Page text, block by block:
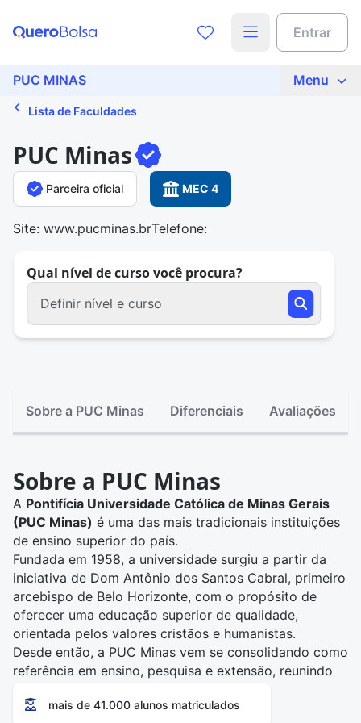
Entrar
PUC MINAS Menu
Lista de Faculdades
PUC Minas
Parceira oficial MEC 4
Site: www.pucminas.brTelefone:
Qual nível de curso você procura?
Definir nível e curso
Sobre a PUC Minas Diferenciais Avaliações
Sobre a PUC Minas
A Pontifícia Universidade Católica de Minas Gerais
(PUC Minas) é uma das mais tradicionais instituições
de ensino superior do país.
Fundada em 1958, a universidade surgiu a partir da
iniciativa de Dom Antônio dos Santos Cabral, primeiro
arcebispo de Belo Horizonte, com o propósito de
oferecer uma educação superior de qualidade,
orientada pelos valores cristãos e humanistas.
Desde então, a PUC Minas vem se consolidando como
referência em ensino, pesquisa e extensão, reunindo
graduação. Reconhecida pela excelência acadêmica e
mais de 41.000 alunos matriculados